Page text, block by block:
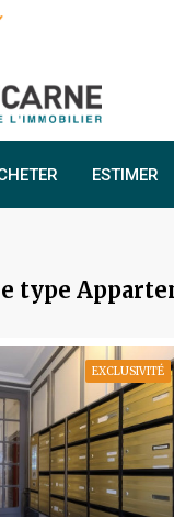
ESTIMER
type
EXCLUSIVITÉ